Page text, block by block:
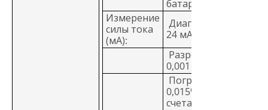
батареи 5,8 - 6,8 В
Измерение
силы тока
(мА):
Диапазон: от 0 до
24 мА
Разрешение:
0,001 мА
Погрешность:
0,015% +1 единица
счета